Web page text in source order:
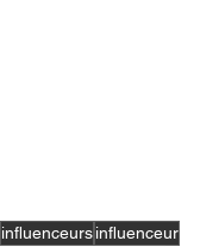
influenceursinfluenceur